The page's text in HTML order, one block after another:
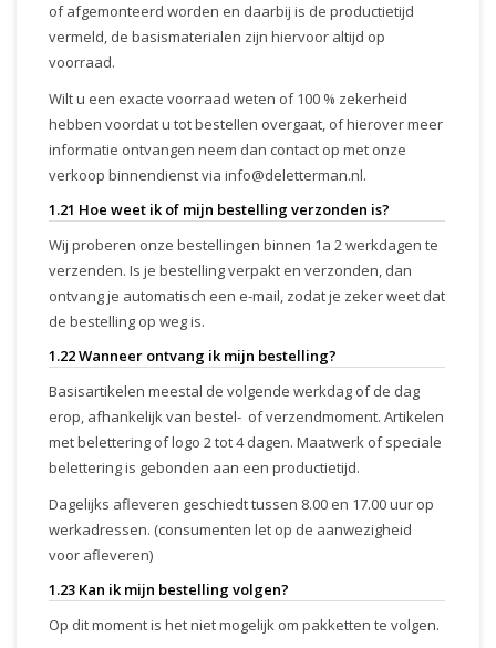
of afgemonteerd worden en daarbij is de productietijd
vermeld, de basismaterialen zijn hiervoor altijd op
voorraad.
Wilt u een exacte voorraad weten of 100 % zekerheid
hebben voordat u tot bestellen overgaat, of hierover meer
informatie ontvangen neem dan contact op met onze
verkoop binnendienst via info@deletterman.nl.
1.21 Hoe weet ik of mijn bestelling verzonden is?
Wij proberen onze bestellingen binnen 1a 2 werkdagen te
verzenden. Is je bestelling verpakt en verzonden, dan
ontvang je automatisch een e-mail, zodat je zeker weet dat
de bestelling op weg is.
1.22 Wanneer ontvang ik mijn bestelling?
Basisartikelen meestal de volgende werkdag of de dag
erop, afhankelijk van bestel- of verzendmoment. Artikelen
met belettering of logo 2 tot 4 dagen. Maatwerk of speciale
belettering is gebonden aan een productietijd.
Dagelijks afleveren geschiedt tussen 8.00 en 17.00 uur op
werkadressen. (consumenten let op de aanwezigheid
voor afleveren)
1.23 Kan ik mijn bestelling volgen?
Op dit moment is het niet mogelijk om pakketten te volgen.